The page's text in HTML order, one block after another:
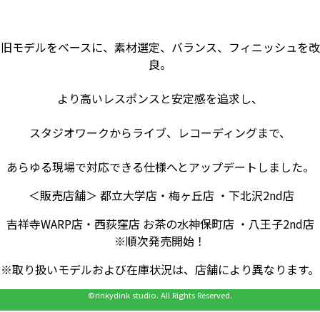
旧モデルをベースに、素材選定、バランス、フィニッシュを改
良。
より高いレスポンスと安定感を追求し、
スタジオワークからライブ、レコーディングまで、
あらゆる現場で対応できる仕様へとアップデートしました。
＜販売店舗＞ 都立大学店・梅ヶ丘店 ・下北沢2nd店
吉祥寺WARP店・西荻窪店 お茶の水神保町店 ・八王子2nd店
※順次発売開始！
※取り扱いモデルおよび在庫状況は、店舗により異なります。
©rinkydink studio. All Rights Reserved.